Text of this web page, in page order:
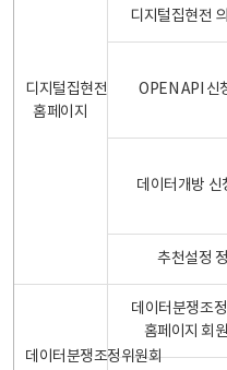
디지털집현전
홈페이지
디지털집현전
OPEN API 신
데이터개방 신
추천설정
데이터분쟁조정위원회
데이터분쟁조
홈페이지 회